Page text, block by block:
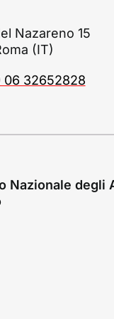
Nazareno 15
(IT)
06 32652828
Nazionale degli